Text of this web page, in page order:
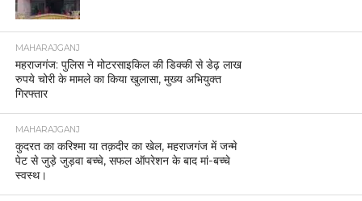
MAHARAJGANJ
महराजगंज: पुलिस ने मोटरसाइकिल की डिक्की से डेढ़ लाख
रुपये चोरी के मामले का किया खुलासा, मुख्य अभियुक्त
गिरफ्तार
MAHARAJGANJ
कुदरत का करिश्मा या तक़दीर का खेल, महराजगंज में जन्मे
पेट से जुड़े जुड़वा बच्चे, सफल ऑपरेशन के बाद मां-बच्चे
स्वस्थ।